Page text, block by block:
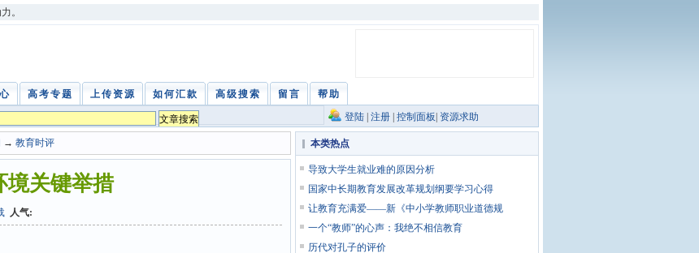
。
高考专题 上传资源 如何汇款 高级搜索 留言 帮助
登陆 注册 控制面板 资源求助
→ 教育时评
境关键举措
人气:
本类热点
导致大学生就业难的原因分析
国家中长期教育发展改革规划纲要学习心得
让教育充满爱——新《中小学教师职业道德规
一个“教师”的心声：我绝不相信教育
历代对孔子的评价